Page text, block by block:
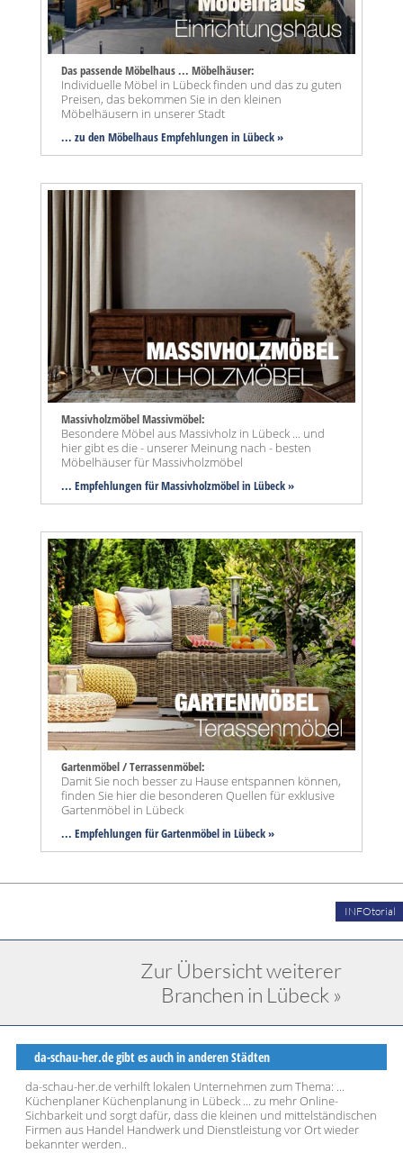
Das passende Möbelhaus ... Möbelhäuser:
Individuelle Möbel in Lübeck finden und das zu guten
Preisen, das bekommen Sie in den kleinen
Möbelhäusern in unserer Stadt
... zu den Möbelhaus Empfehlungen in Lübeck »
Massivholzmöbel Massivmöbel:
Besondere Möbel aus Massivholz in Lübeck ... und
hier gibt es die - unserer Meinung nach - besten
Möbelhäuser für Massivholzmöbel
... Empfehlungen für Massivholzmöbel in Lübeck »
Gartenmöbel / Terrassenmöbel:
Damit Sie noch besser zu Hause entspannen können,
finden Sie hier die besonderen Quellen für exklusive
Gartenmöbel in Lübeck
... Empfehlungen für Gartenmöbel in Lübeck »
INFOtorial
Zur Übersicht weiterer
Branchen in Lübeck »
da-schau-her.de gibt es auch in anderen Städten
da-schau-her.de verhilft lokalen Unternehmen zum Thema: ...
Küchenplaner Küchenplanung in Lübeck ... zu mehr Online-
Sichbarkeit und sorgt dafür, dass die kleinen und mittelständischen
Firmen aus Handel Handwerk und Dienstleistung vor Ort wieder
bekannter werden..